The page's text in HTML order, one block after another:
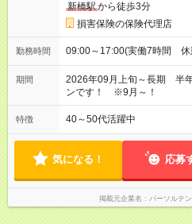
新橋駅から徒歩3分
損害保険の保険代理店
勤務時間 09:00～17:00(実働7時間 休
期間
2026年09月上旬～長期 半
ンです！ ※9月～！
特徴 40～50代活躍中
気になる！ 応募
掲載元企業名 パーソルテ